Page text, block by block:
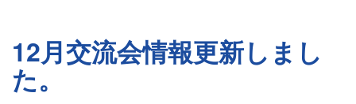
12月交流会情報更新しまし
た。